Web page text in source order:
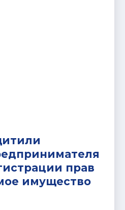
прав
имущество